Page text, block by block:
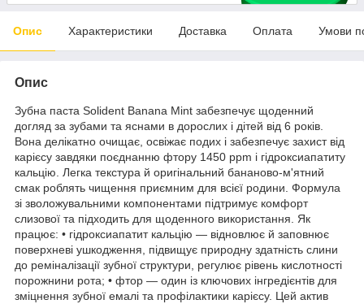
Опис Характеристики Доставка Оплата Умови
Опис
Зубна паста Solident Banana Mint забезпечує щоденний
догляд за зубами та яснами в дорослих і дітей від 6 років.
Вона делікатно очищає, освіжає подих і забезпечує захист від
карієсу завдяки поєднанню фтору 1450 ppm і гідроксиапатиту
кальцію. Легка текстура й оригінальний бананово-м'ятний
смак роблять чищення приємним для всієї родини. Формула
зі зволожувальними компонентами підтримує комфорт
слизової та підходить для щоденного використання. Як
працює: • гідроксиапатит кальцію — відновлює й заповнює
поверхневі ушкодження, підвищує природну здатність слини
до реміналізації зубної структури, регулює рівень кислотності
порожнини рота; • фтор — один із ключових інгредієнтів для
зміцнення зубної емалі та профілактики карієсу. Цей актив